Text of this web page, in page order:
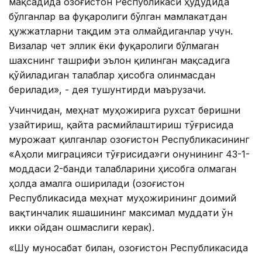
бўлганлар ва фуқаролиги бўлган мамлакатдан
ҳужжатларни тақдим эта олмайдиганлар учун.
Визалар чет эллик ёки фуқаролиги бўлмаган
шахснинг ташрифи эълон қилинган мақсадига
қўйиладиган талаблар ҳисобга олинмасдан
берилади», - дея тушунтирди маърузачи.
Учинчидан, меҳнат муҳожирига рухсат беришни
узайтириш, қайта расмийлаштириш тўғрисида
мурожаат қилганлар Қозоғистон Республикасининг
«Аҳоли миграцияси тўғрисида»ги Қонунининг 43-1-
моддаси 2-банди талабларини ҳисобга олмаган
ҳолда амалга оширилади (Қозоғистон
Республикасида меҳнат муҳожирининг доимий
вақтинчалик яшашининг максимал муддати ўн
икки ойдан ошмаслиги керак).
«Шу муносабат билан, Қозоғистон Республикасида